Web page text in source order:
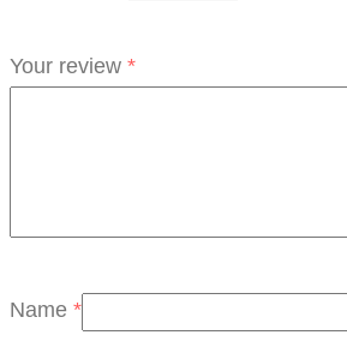
Your review *
Name *